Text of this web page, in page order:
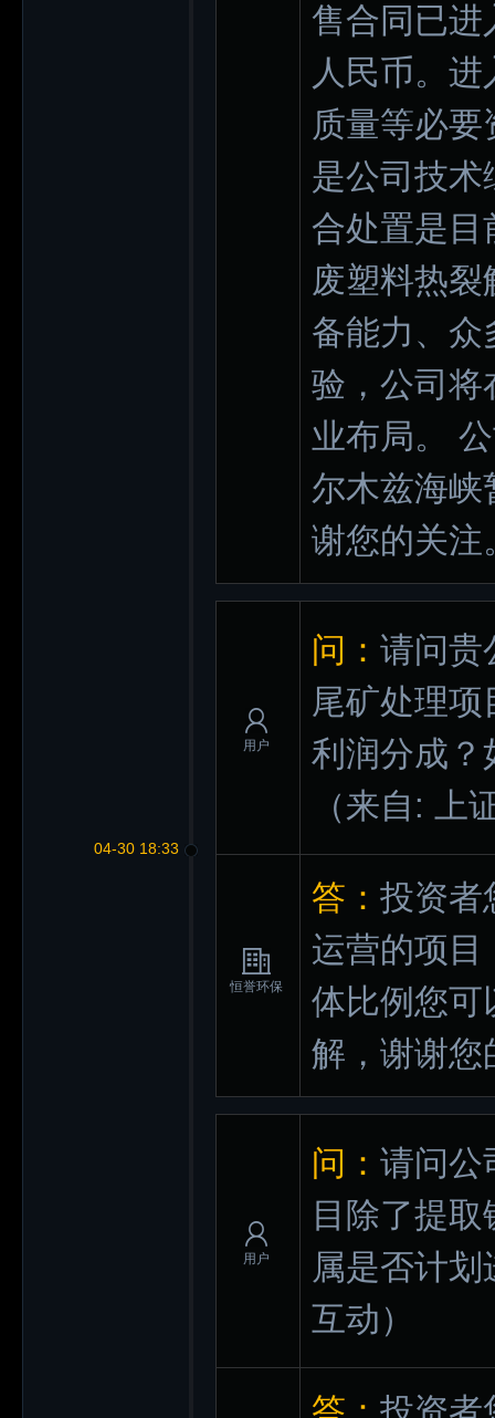
售合同已进
人民币。
质量等必
是公司技术
合处置是目
废塑料热
备能力、众
验，公司将
业布局。
尔木兹海峡
谢您的关注
04-30 18:33
用户
问： 请问贵
尾矿处理
利润分成？
（来自: 上
恒誉环保
答： 投资者
运营的项目
体比例您可
解，谢谢您
用户
问： 请问公
目除了提
属是否计
互动）